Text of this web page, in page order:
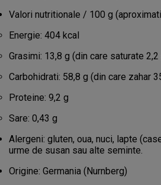
Valori nutritionale / 100 g
Energie: 404 kcal
Grasimi: 13,8 g (din care saturate 2,2
Carbohidrati: 58,8 g (din care zahar
Proteine: 9,2 g
Sare: 0,43 g
Alergeni: gluten, oua, nuci, lapte
urme de susan sau alte seminte.
Origine: Germania (Nurnberg)